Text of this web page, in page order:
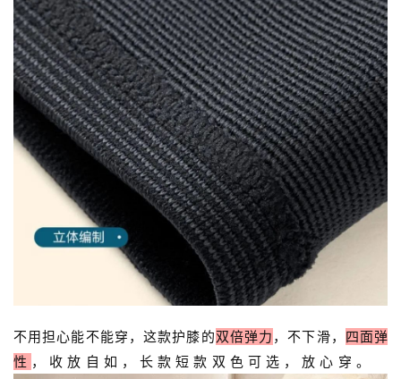
不用担心能不能穿，这款护膝的双倍弹力 ，不下滑， 四面弹
性 ，收放自如，长款短款双色可选，放心穿。